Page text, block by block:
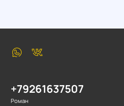
+79261637507
Роман